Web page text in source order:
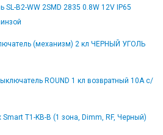
B2-WW 2SMD 2835 0.8W 12V IP65
(механизм) 2 кл ЧЕРНЫЙ УГОЛЬ
ROUND 1 кл возвратный 10А с/
T1-KB-B (1 зона, Dimm, RF, Черный)